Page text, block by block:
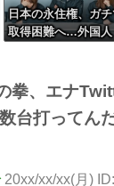
日本の永住権、ガ
取得困難へ…外国人
拳、エナ
台打ってん
20xx/xx/xx(月)